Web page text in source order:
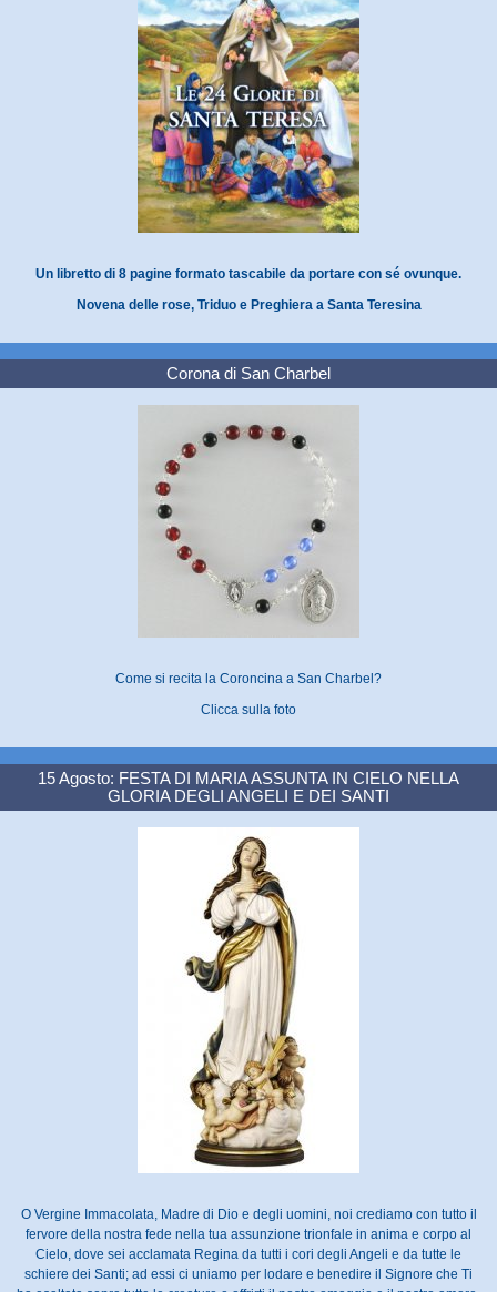
Un libretto di 8 pagine formato tascabile da portare con sé ovunque.
Novena delle rose, Triduo e Preghiera a Santa Teresina
Corona di San Charbel
Come si recita la Coroncina a San Charbel?
Clicca sulla foto
15 Agosto: FESTA DI MARIA ASSUNTA IN CIELO NELLA
GLORIA DEGLI ANGELI E DEI SANTI
O Vergine Immacolata, Madre di Dio e degli uomini, noi crediamo con tutto il
fervore della nostra fede nella tua assunzione trionfale in anima e corpo al
Cielo, dove sei acclamata Regina da tutti i cori degli Angeli e da tutte le
schiere dei Santi; ad essi ci uniamo per lodare e benedire il Signore che Ti